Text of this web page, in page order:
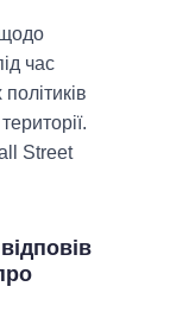
час
Street